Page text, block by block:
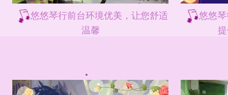
悠悠琴行前台环境优美，让您舒适
温馨
悠悠